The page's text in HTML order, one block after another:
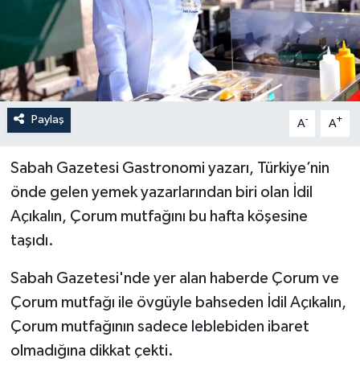
Paylaş A- A+
Sabah Gazetesi Gastronomi yazarı, Türkiye’nin
önde gelen yemek yazarlarından biri olan İdil
Açıkalın, Çorum mutfağını bu hafta köşesine
taşıdı.
Sabah Gazetesi'nde yer alan haberde Çorum ve
Çorum mutfağı ile övgüyle bahseden İdil Açıkalın,
Çorum mutfağının sadece leblebiden ibaret
olmadığına dikkat çekti.
TEKNOLOJİ